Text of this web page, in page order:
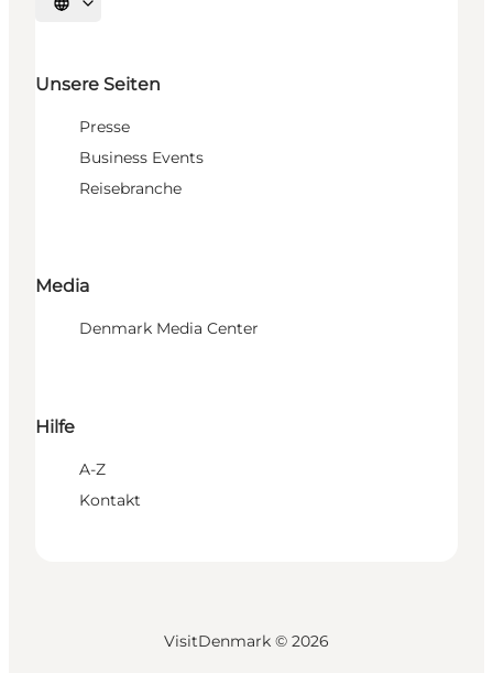
Sprache auswählen
Unsere Seiten
Presse
Business Events
Reisebranche
Media
Denmark Media Center
Hilfe
A-Z
Kontakt
VisitDenmark © 2026